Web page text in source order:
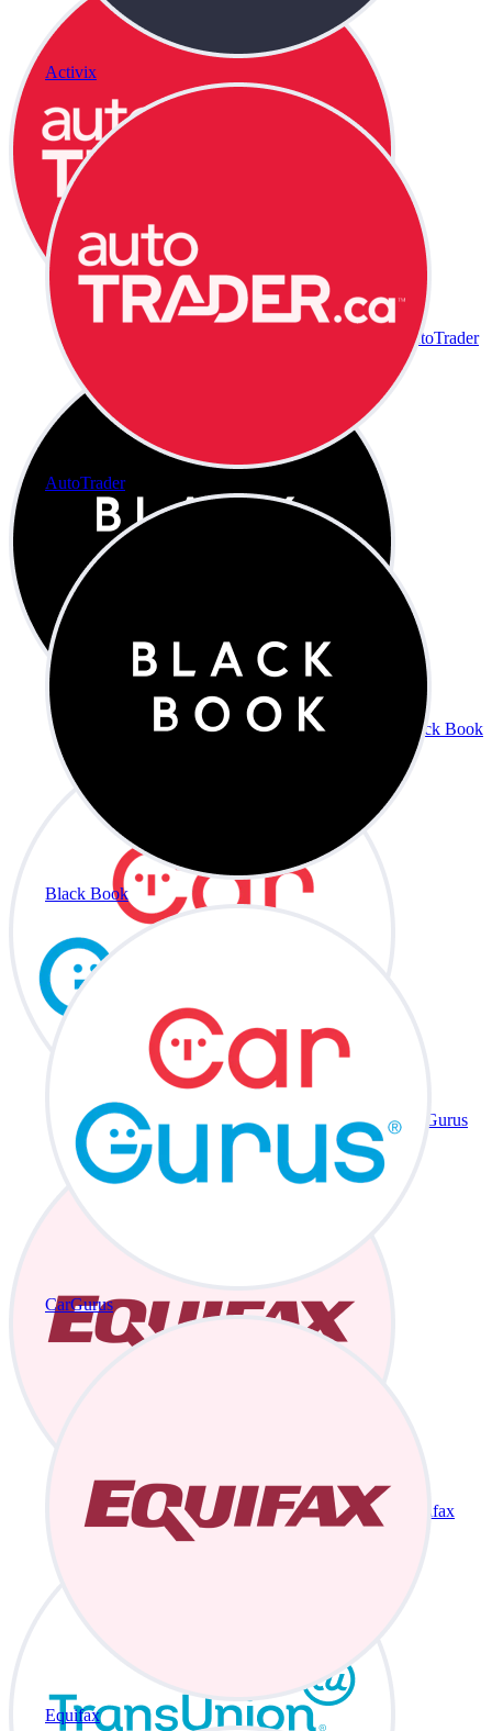
Activix
AutoTrader
Black Book
CarGurus
Equifax
AutoTrader
Black Book
CarGurus
Equifax